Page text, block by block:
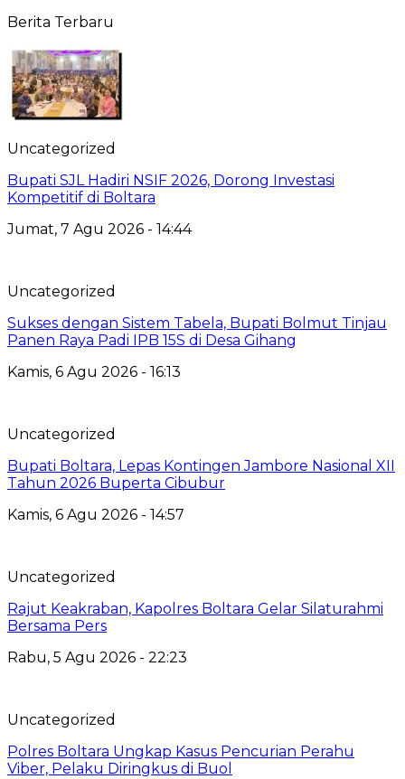
Berita Terbaru
Uncategorized
Bupati SJL Hadiri NSIF 2026, Dorong Investasi
Kompetitif di Boltara
Jumat, 7 Agu 2026 - 14:44
Uncategorized
Sukses dengan Sistem Tabela, Bupati Bolmut Tinjau
Panen Raya Padi IPB 15S di Desa Gihang
Kamis, 6 Agu 2026 - 16:13
Uncategorized
Bupati Boltara, Lepas Kontingen Jambore Nasional XII
Tahun 2026 Buperta Cibubur
Kamis, 6 Agu 2026 - 14:57
Uncategorized
Rajut Keakraban, Kapolres Boltara Gelar Silaturahmi
Bersama Pers
Rabu, 5 Agu 2026 - 22:23
Uncategorized
Polres Boltara Ungkap Kasus Pencurian Perahu
Viber, Pelaku Diringkus di Buol